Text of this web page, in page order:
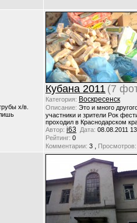
х/в.
Кубана 2011 (7
Категория: Воскресенск
Описание: Это и много
участники и зрители Рок
проходил в Краснодарском
Автор: i63 Дата: 08.08.2011
Рейтинг: 0
Комментарии: 3 , Просмотров: